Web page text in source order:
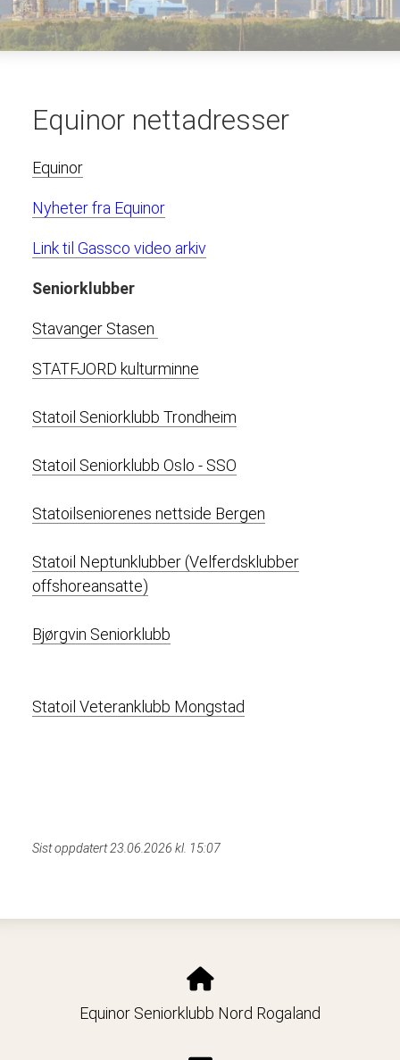
Equinor nettadresser
Equinor
Nyheter fra Equinor
Link til Gassco video arkiv
Seniorklubber
Stavanger Stasen
STATFJORD kulturminne
Statoil Seniorklubb Trondheim
Statoil Seniorklubb Oslo - SSO
Statoilseniorenes nettside Bergen
Statoil Neptunklubber (Velferdsklubber
offshoreansatte)
Bjørgvin Seniorklubb
Statoil Veteranklubb Mongstad
Sist oppdatert 23.06.2026 kl. 15:07
Equinor Seniorklubb Nord Rogaland